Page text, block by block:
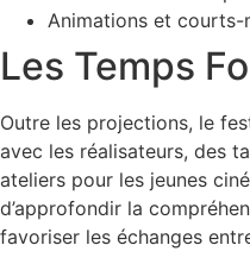
Animations et courts-
Les Temps
Outre les projections, le
avec les réalisateurs, des
ateliers pour les jeunes
d’approfondir la
favoriser les échanges